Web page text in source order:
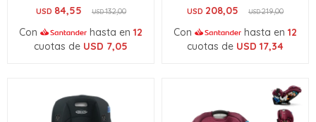
USD 84,55 USD132,00
Con hasta en 12
cuotas de USD 7,05
USD 208,05 USD219,00
Con hasta en 12
cuotas de USD 17,34